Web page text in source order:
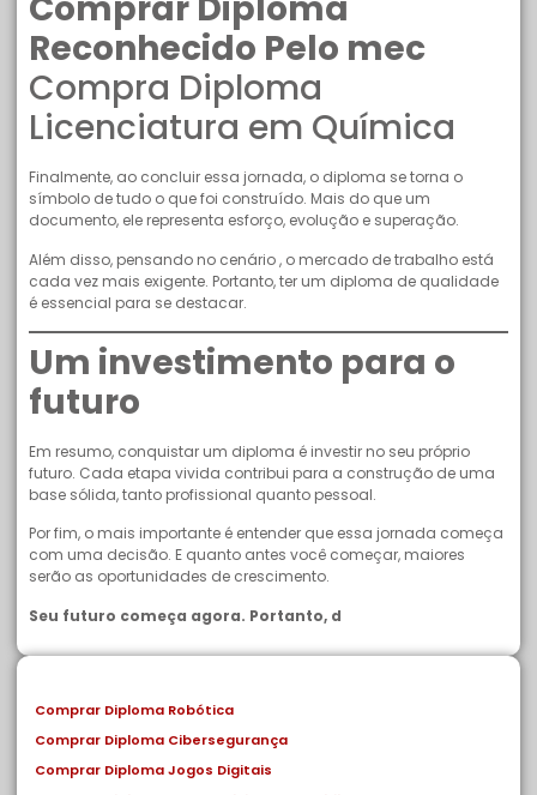
Reconhecido Pelo mec
Compra Diploma
Licenciatura em Química
Finalmente, ao concluir essa jornada, o diploma se torna o
símbolo de tudo o que foi construído. Mais do que um
documento, ele representa esforço, evolução e superação.
Além disso, pensando no cenário , o mercado de trabalho está
cada vez mais exigente. Portanto, ter um diploma de qualidade
é essencial para se destacar.
Um investimento para o
futuro
Em resumo, conquistar um diploma é investir no seu próprio
futuro. Cada etapa vivida contribui para a construção de uma
base sólida, tanto profissional quanto pessoal.
Por fim, o mais importante é entender que essa jornada começa
com uma decisão. E quanto antes você começar, maiores
serão as oportunidades de crescimento.
Seu futuro começa agora. Portanto, d
Comprar Diploma Robótica
Comprar Diploma Cibersegurança
Comprar Diploma Jogos Digitais